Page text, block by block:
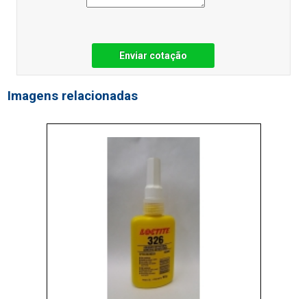
Enviar cotação
Imagens relacionadas